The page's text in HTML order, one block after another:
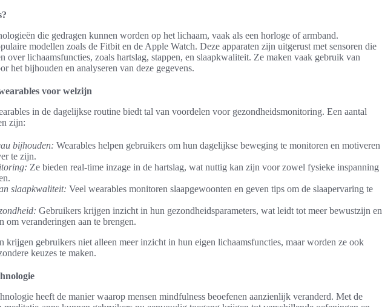
die gedragen kunnen worden op het lichaam, vaak als een horloge of armband.
modellen zoals de Fitbit en de Apple Watch. Deze apparaten zijn uitgerust met sensoren die
over lichaamsfuncties, zoals hartslag, stappen, en slaapkwaliteit. Ze maken vaak gebruik van
het bijhouden en analyseren van deze gegevens.
voor welzijn
in de dagelijkse routine biedt tal van voordelen voor gezondheidsmonitoring. Een aantal
zijn:
bijhouden: Wearables helpen gebruikers om hun dagelijkse beweging te monitoren en motiveren
te zijn.
Ze bieden real-time inzage in de hartslag, wat nuttig kan zijn voor zowel fysieke inspanning
slaapkwaliteit: Veel wearables monitoren slaapgewoonten en geven tips om de slaapervaring te
Gebruikers krijgen inzicht in hun gezondheidsparameters, wat leidt tot meer bewustzijn en
om veranderingen aan te brengen.
krijgen gebruikers niet alleen meer inzicht in hun eigen lichaamsfuncties, maar worden ze ook
keuzes te maken.
heeft de manier waarop mensen mindfulness beoefenen aanzienlijk veranderd. Met de